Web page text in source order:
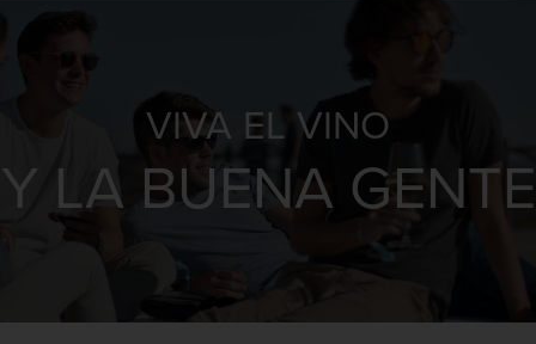
VIVA EL VINO
Y LA BUENA GENTE